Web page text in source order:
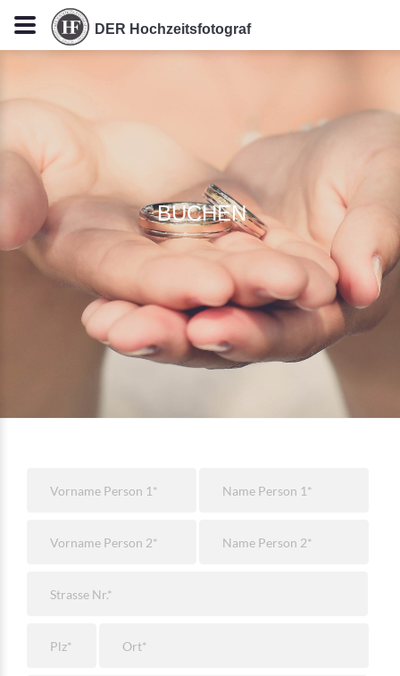
DER Hochzeitsfotograf
BUCHEN